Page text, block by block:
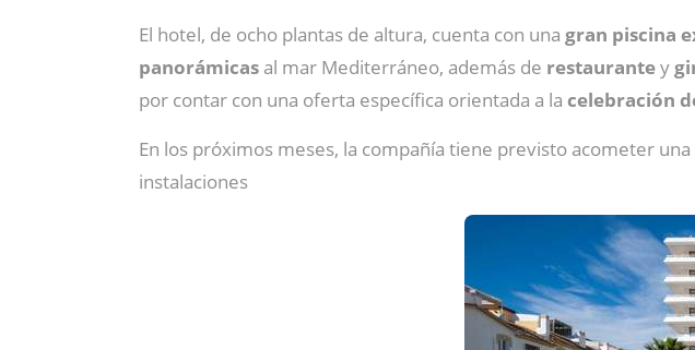
El hotel, de ocho plantas de altura, cuenta con una gran piscina
panorámicas al mar Mediterráneo, además de restaurantey
por contar con una oferta específica orientada a la celebración
En los próximos meses, la compañía tiene previsto acometer una
instalaciones